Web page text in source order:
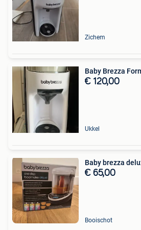
Zichem
Baby Brezza
€ 120,00
Ukkel
Baby brezza
€ 65,00
Booischot